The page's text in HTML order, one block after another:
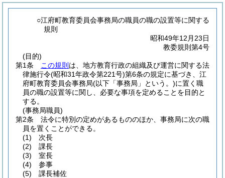
○江府町教育委員会事務局の職員の職の設置等に関する
規則
昭和49年12月23日
教委規則第4号
(目的)
第1条
この規則 は、地方教育行政の組織及び運営に関する法
律施行令(昭和31年政令第221号)第6条の規定に基づき、江
府町教育委員会事務局(以下「事務局」という。)に置く職
員の職の設置等に関し、必要な事項を定めることを目的と
する。
(事務局職員)
第2条
法令に特別の定めがあるもののほか、事務局に次の職
員を置くことができる。
(1)
次長
(2)
課長
(3)
室長
(4)
参事
(5)
課長補佐